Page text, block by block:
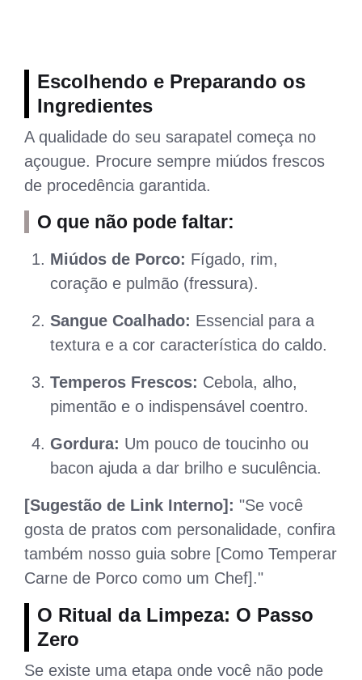
Escolhendo e Preparando os
Ingredientes
A qualidade do seu sarapatel começa no
açougue. Procure sempre miúdos frescos
de procedência garantida.
O que não pode faltar:
Miúdos de Porco: Fígado, rim,
coração e pulmão (fressura).
Sangue Coalhado: Essencial para a
textura e a cor característica do caldo.
Temperos Frescos: Cebola, alho,
pimentão e o indispensável coentro.
Gordura: Um pouco de toucinho ou
bacon ajuda a dar brilho e suculência.
[Sugestão de Link Interno]: "Se você
gosta de pratos com personalidade, confira
também nosso guia sobre [Como Temperar
Carne de Porco como um Chef]."
O Ritual da Limpeza: O Passo
Zero
Se existe uma etapa onde você não pode